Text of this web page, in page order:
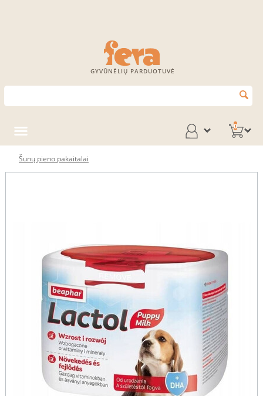
GYVŪNĖLIŲ PARDUOTUVĖ
0
Šunų pieno pakaitalai